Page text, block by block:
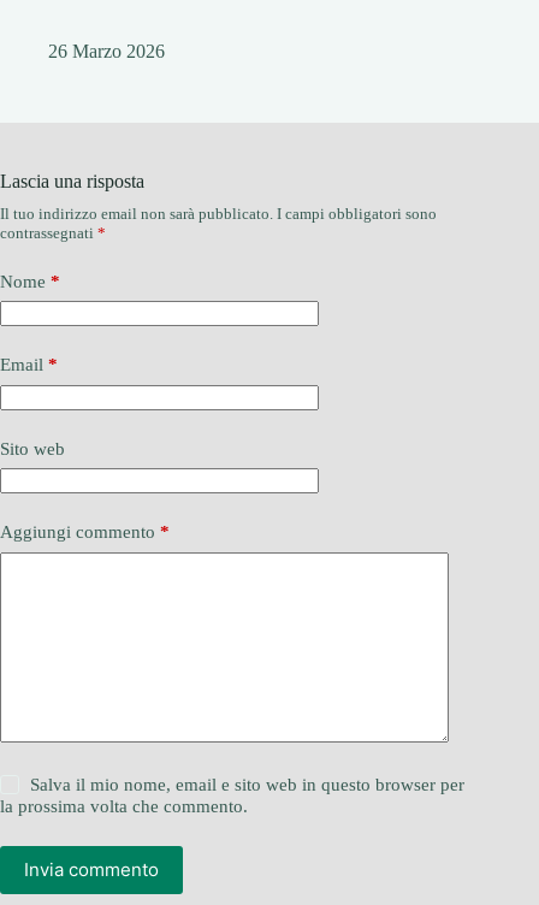
26 Marzo 2026
Lascia una risposta
Il tuo indirizzo email non sarà pubblicato. I campi obbligatori sono
contrassegnati *
Nome *
Email *
Sito web
Aggiungi commento *
Salva il mio nome, email e sito web in questo browser per
la prossima volta che commento.
Invia commento